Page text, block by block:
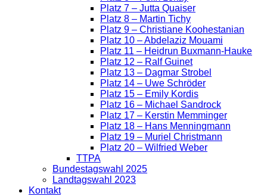
Platz 7 – Jutta Quaiser
Platz 8 – Martin Tichy
Platz 9 – Christiane Koohestanian
Platz 10 – Abdelaziz Mouami
Platz 11 – Heidrun Buxmann-Hauke
Platz 12 – Ralf Guinet
Platz 13 – Dagmar Strobel
Platz 14 – Uwe Schröder
Platz 15 – Emily Kordis
Platz 16 – Michael Sandrock
Platz 17 – Kerstin Memminger
Platz 18 – Hans Menningmann
Platz 19 – Muriel Christmann
Platz 20 – Wilfried Weber
TTPA
Bundestagswahl 2025
Landtagswahl 2023
Kontakt